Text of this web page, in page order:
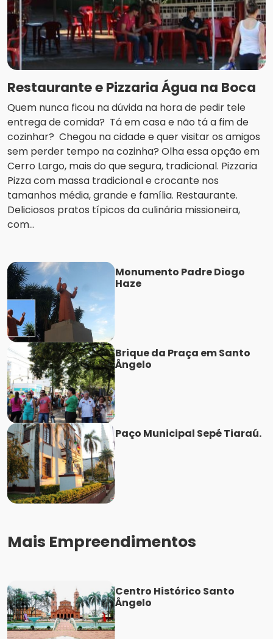
Restaurante e Pizzaria Água na Boca
Quem nunca ficou na dúvida na hora de pedir tele
entrega de comida? Tá em casa e não tá a fim de
cozinhar? Chegou na cidade e quer visitar os amigos
sem perder tempo na cozinha? Olha essa opção em
Cerro Largo, mais do que segura, tradicional. Pizzaria
Pizza com massa tradicional e crocante nos
tamanhos média, grande e família. Restaurante.
Deliciosos pratos típicos da culinária missioneira,
com...
Monumento Padre Diogo
Haze
Brique da Praça em Santo
Ângelo
Paço Municipal Sepé Tiaraú.
Mais Empreendimentos
Centro Histórico Santo
Ângelo